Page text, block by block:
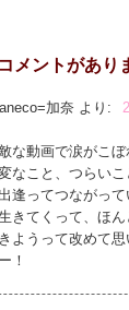
メントがあり
加奈 より:
な動画で涙がこ
なこと、つらい
逢ってつながって
きてくって、ほん
ようって改めて思
！